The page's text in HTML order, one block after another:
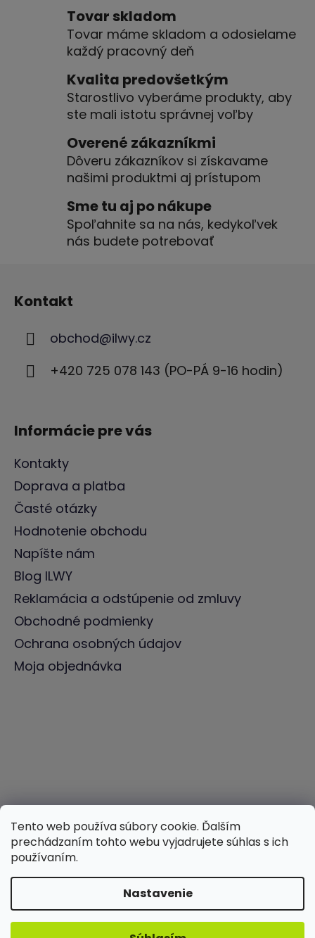
Tento web používa súbory cookie. Ďalším
prechádzaním tohto webu vyjadrujete súhlas s ich
používaním.
Nastavenie
l
á
d
a
c
i
e
p
r
v
k
y
ý
p
i
Tovar skladom
Tovar máme skladom a odosielame
každý pracovný deň
Kvalita predovšetkým
Starostlivo vyberáme produkty, aby
ste mali istotu správnej voľby
Overené zákazníkmi
Dôveru zákazníkov si získavame
našimi produktmi aj prístupom
Sme tu aj po nákupe
Spoľahnite sa na nás, kedykoľvek
nás budete potrebovať
Kontakt
obchod@ilwy.cz
+420 725 078 143 (PO-PÁ 9-16 hodin)
Informácie pre vás
Kontakty
Doprava a platba
Časté otázky
Hodnotenie obchodu
Napíšte nám
Blog ILWY
Reklamácia a odstúpenie od zmluvy
Obchodné podmienky
Ochrana osobných údajov
Moja objednávka
Vytvoril Shoptet